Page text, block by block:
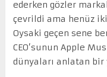
ederken gözler
çevrildi ama henüz
Oysaki geçen sene
CEO’sunun Apple
dünyaları anlatan